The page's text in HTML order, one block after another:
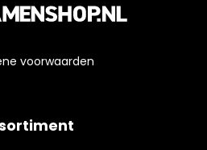
voorwaarden